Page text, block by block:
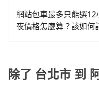
常需額外花費30分鐘做
行加滿油，如遇到不肖
會員或者使用特定的信
饋或未來換取免費的住
告知付款完畢，一切都
需要導覽服務，可事先
booking@tripool.app
網站包車最多只能選
夜價格怎麼算？該如何
的行程。另外，目前旅
訂住宿服務。
除了 台北市 到